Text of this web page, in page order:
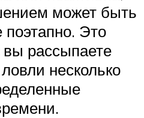
может быть
Это
вы рассыпаете
несколько